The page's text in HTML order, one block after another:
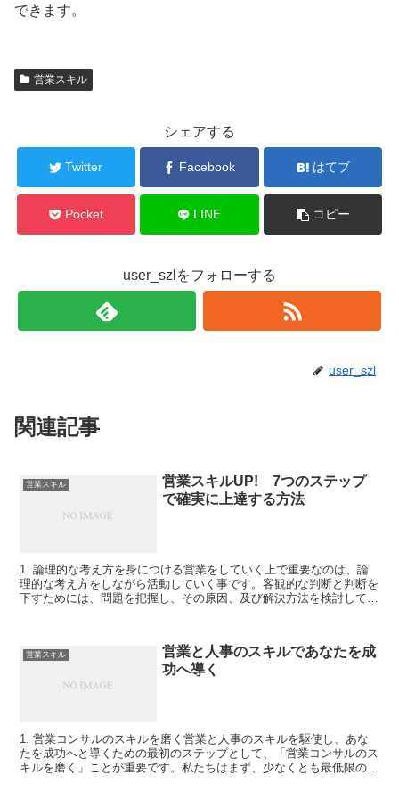
できます。
営業スキル
シェアする
Twitter Facebook はてブ
Pocket LINE コピー
user_szlをフォローする
user_szl
関連記事
営業スキル
営業スキルUP! 7つのステップ
で確実に上達する方法
1. 論理的な考え方を身につける営業をしていく上で重要なのは、論
理的な考え方をしながら活動していく事です。客観的な判断と判断を
下すためには、問題を把握し、その原因、及び解決方法を検討して行
営業スキル
営業と人事のスキルであなたを成
功へ導く
1. 営業コンサルのスキルを磨く営業と人事のスキルを駆使し、あな
たを成功へと導くための最初のステップとして、「営業コンサルのス
キルを磨く」ことが重要です。私たちはまず、少なくとも最低限の基